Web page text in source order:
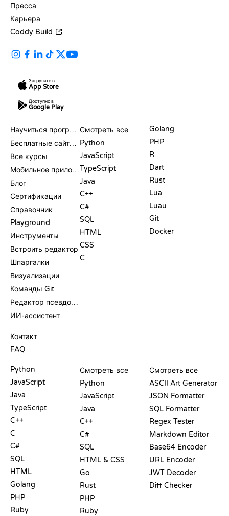
Пресса
Карьера
Coddy Build
Загрузите в
App Store
Доступно в
Google Play
Научиться программировать
Бесплатные сайты для программирования
Все курсы
Мобильное приложение
Блог
Сертификации
Справочник
Playground
Инструменты
Встроить редактор
Шпаргалки
Визуализации
Команды Git
Редактор псевдокода
ИИ-ассистент
Контакт
FAQ
Смотреть все
Python
JavaScript
TypeScript
Java
C++
C#
SQL
HTML
CSS
C
Golang
PHP
R
Dart
Rust
Lua
Luau
Git
Docker
Python
JavaScript
Java
TypeScript
C++
C
C#
SQL
HTML
Golang
PHP
Ruby
Смотреть все
Python
JavaScript
Java
C++
C#
SQL
HTML & CSS
Go
Rust
PHP
Ruby
Смотреть все
ASCII Art Generator
JSON Formatter
SQL Formatter
Regex Tester
Markdown Editor
Base64 Encoder
URL Encoder
JWT Decoder
Diff Checker